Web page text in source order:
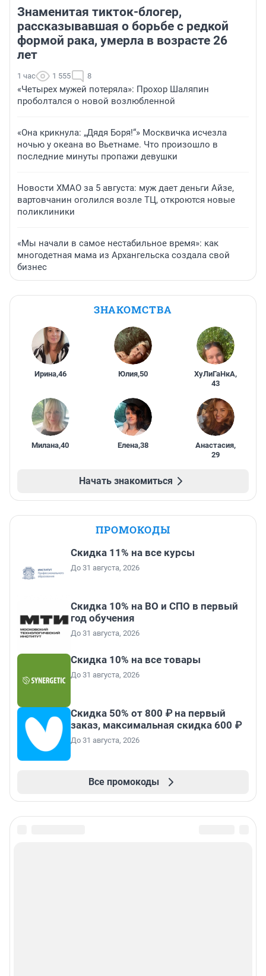
Знаменитая тикток-блогер,
рассказывавшая о борьбе с редкой
формой рака, умерла в возрасте 26
лет
1 час 1 555 8
«Четырех мужей потеряла»: Прохор Шаляпин
проболтался о новой возлюбленной
«Она крикнула: „Дядя Боря!“» Москвичка исчезла
ночью у океана во Вьетнаме. Что произошло в
последние минуты пропажи девушки
Новости ХМАО за 5 августа: муж дает деньги Айзе,
вартовчанин оголился возле ТЦ, откроются новые
поликлиники
«Мы начали в самое нестабильное время»: как
многодетная мама из Архангельска создала свой
бизнес
ЗНАКОМСТВА
Ирина,46 Юлия,50 ХуЛиГаНкА,
43
Милана,40 Елена,38 Анастасия,
29
Начать знакомиться
ПРОМОКОДЫ
Скидка 11% на все курсы
До 31 августа, 2026
Скидка 10% на ВО и СПО в первый
год обучения
До 31 августа, 2026
Скидка 10% на все товары
До 31 августа, 2026
Скидка 50% от 800 ₽ на первый
заказ, максимальная скидка 600 ₽
До 31 августа, 2026
Все промокоды